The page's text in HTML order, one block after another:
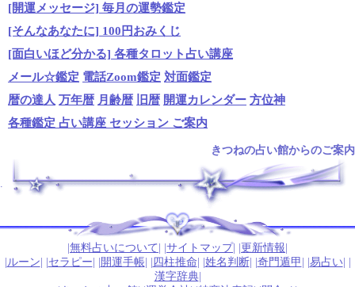
[開運メッセージ] 毎月の運勢鑑定
[そんなあなたに] 100円おみくじ
[面白いほど分かる] 各種タロット占い講座
メール☆鑑定 電話Zoom鑑定 対面鑑定
暦の達人 万年暦 月齢暦 旧暦 開運カレンダー 方位神
各種鑑定 占い講座 セッション ご案内
きつねの占い館からのご案内
無料占いについて サイトマップ 更新情報
ルーン セラピー 開運手帳 四柱推命 姓名判断| | 奇門遁甲 易占い
漢字辞典|